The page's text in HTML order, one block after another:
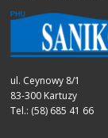
ul. Ceynowy 8/1
83-300 Kartuzy
Tel.: (58) 685 41 66